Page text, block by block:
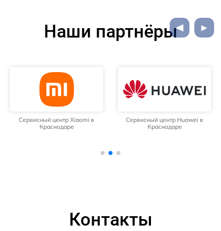
Наши партнёры
Сервисный центр Xiaomi в
Краснодаре
Сервисный центр Huawei в
Краснодаре
Контакты